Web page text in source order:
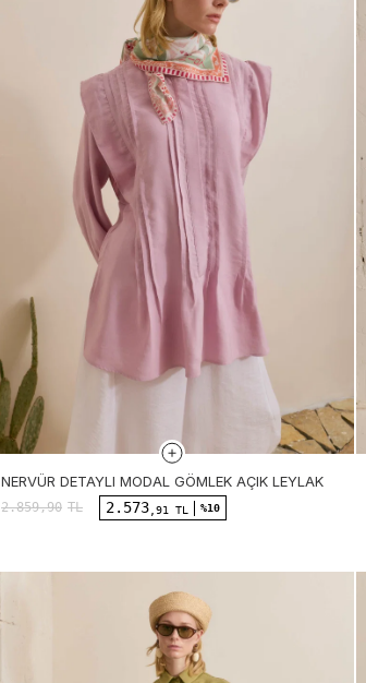
NERVÜR DETAYLI MODAL GÖMLEK AÇIK LEYLAK
2.859,90 TL 2.573 ,91 TL %10